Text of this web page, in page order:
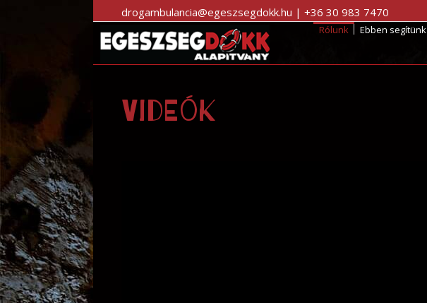
drogambulancia@egeszsegdokk.hu | +36 30 983 7470
Rólunk Ebben segítünk
Videók